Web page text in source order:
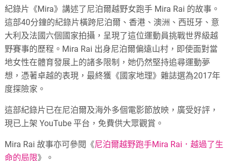
紀錄片《Mira》講述了尼泊爾越野女跑手 Mira Rai 的故事。
這部40分鐘的紀錄片橫跨尼泊爾、香港、澳洲、西班牙、意
大利及法國六個國家拍攝，呈現了這位運動員挑戰世界級越
野賽事的歷程。Mira Rai 出身尼泊爾偏遠山村，即使面對當
地女性在體育發展上的諸多限制，她仍然堅持追尋運動夢
想，憑著卓越的表現，最終獲《國家地理》雜誌選為2017年
度探險家。
這部紀錄片已在尼泊爾及海外多個電影節放映，廣受好評，
現已上架 YouTube 平台，免費供大眾觀賞。
Mira Rai 故事亦可參閱《尼泊爾越野跑手Mira Rai．越過了生
命的局限》。